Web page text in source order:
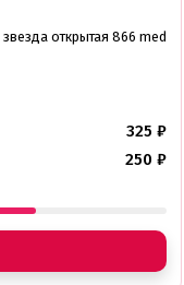
открытая 866 med
325 ₽
250 ₽